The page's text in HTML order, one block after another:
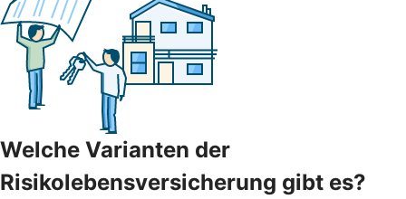
Welche Varianten der
Risikolebensversicherung gibt es?